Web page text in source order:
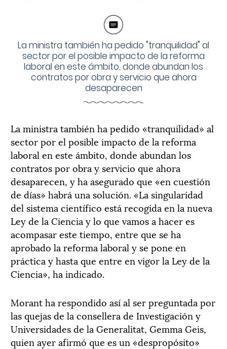
La ministra también ha pedido "tranquilidad" al
sector por el posible impacto de la reforma
laboral en este ámbito, donde abundan los
contratos por obra y servicio que ahora
desaparecen
La ministra también ha pedido «tranquilidad» al
sector por el posible impacto de la reforma
laboral en este ámbito, donde abundan los
contratos por obra y servicio que ahora
desaparecen, y ha asegurado que «en cuestión
de días» habrá una solución. «La singularidad
del sistema científico está recogida en la nueva
Ley de la Ciencia y lo que vamos a hacer es
acompasar este tiempo, entre que se ha
aprobado la reforma laboral y se pone en
práctica y hasta que entre en vigor la Ley de la
Ciencia», ha indicado.
Morant ha respondido así al ser preguntada por
las quejas de la consellera de Investigación y
Universidades de la Generalitat, Gemma Geis,
quien ayer afirmó que es un «despropósito»